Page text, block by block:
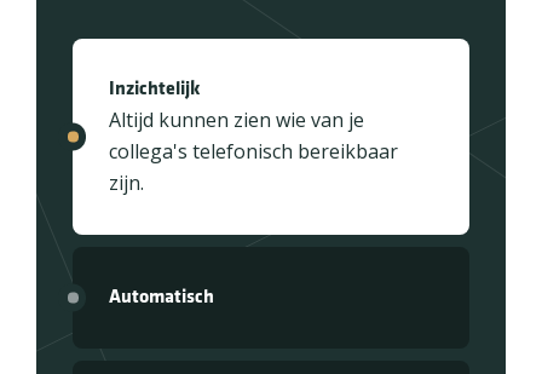
Inzichtelijk
Altijd kunnen zien wie van je
collega's telefonisch bereikbaar
zijn.
Automatisch